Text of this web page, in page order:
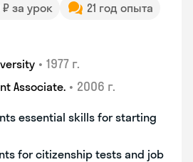
₽ за урок
21 год опыта
• 1977 г.
Associate. • 2006 г.
essential skills for starting
for citizenship tests and job